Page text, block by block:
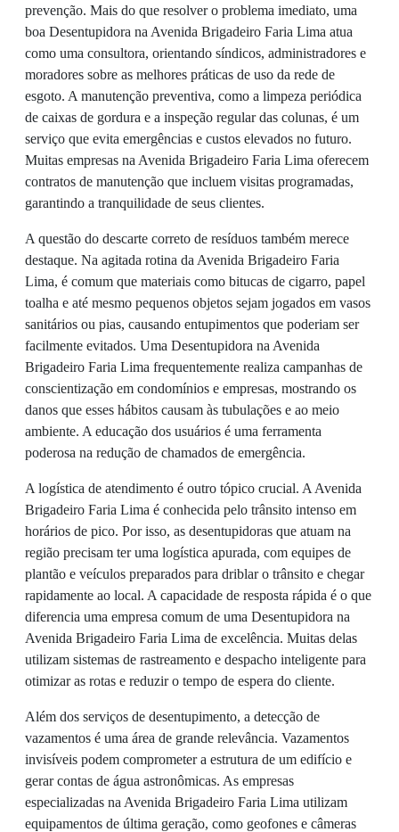
prevenção. Mais do que resolver o problema imediato, uma
boa Desentupidora na Avenida Brigadeiro Faria Lima atua
como uma consultora, orientando síndicos, administradores e
moradores sobre as melhores práticas de uso da rede de
esgoto. A manutenção preventiva, como a limpeza periódica
de caixas de gordura e a inspeção regular das colunas, é um
serviço que evita emergências e custos elevados no futuro.
Muitas empresas na Avenida Brigadeiro Faria Lima oferecem
contratos de manutenção que incluem visitas programadas,
garantindo a tranquilidade de seus clientes.
A questão do descarte correto de resíduos também merece
destaque. Na agitada rotina da Avenida Brigadeiro Faria
Lima, é comum que materiais como bitucas de cigarro, papel
toalha e até mesmo pequenos objetos sejam jogados em vasos
sanitários ou pias, causando entupimentos que poderiam ser
facilmente evitados. Uma Desentupidora na Avenida
Brigadeiro Faria Lima frequentemente realiza campanhas de
conscientização em condomínios e empresas, mostrando os
danos que esses hábitos causam às tubulações e ao meio
ambiente. A educação dos usuários é uma ferramenta
poderosa na redução de chamados de emergência.
A logística de atendimento é outro tópico crucial. A Avenida
Brigadeiro Faria Lima é conhecida pelo trânsito intenso em
horários de pico. Por isso, as desentupidoras que atuam na
região precisam ter uma logística apurada, com equipes de
plantão e veículos preparados para driblar o trânsito e chegar
rapidamente ao local. A capacidade de resposta rápida é o que
diferencia uma empresa comum de uma Desentupidora na
Avenida Brigadeiro Faria Lima de excelência. Muitas delas
utilizam sistemas de rastreamento e despacho inteligente para
otimizar as rotas e reduzir o tempo de espera do cliente.
Além dos serviços de desentupimento, a detecção de
vazamentos é uma área de grande relevância. Vazamentos
invisíveis podem comprometer a estrutura de um edifício e
gerar contas de água astronômicas. As empresas
especializadas na Avenida Brigadeiro Faria Lima utilizam
equipamentos de última geração, como geofones e câmeras